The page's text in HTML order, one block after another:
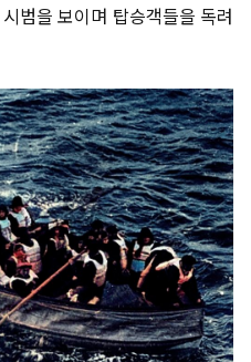
범을 보이며 탑승객들을 독려